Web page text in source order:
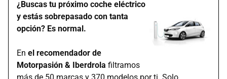
¿Buscas tu próximo coche eléctrico
y estás sobrepasado con tanta
opción? Es normal.
En el recomendador de
Motorpasión & Iberdrola filtramos